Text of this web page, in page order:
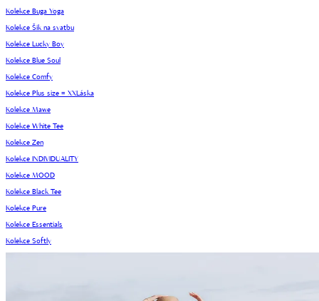
Kolekce Buga Yoga
Kolekce Šik na svatbu
Kolekce Lucky Boy
Kolekce Blue Soul
Kolekce Comfy
Kolekce Plus size = XXLáska
Kolekce Mawe
Kolekce White Tee
Kolekce Zen
Kolekce INDIVIDUALITY
Kolekce MOOD
Kolekce Black Tee
Kolekce Pure
Kolekce Essentials
Kolekce Softly